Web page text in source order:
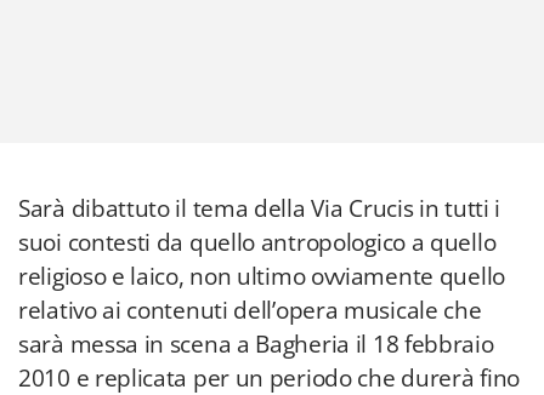
Sarà dibattuto il tema della Via Crucis in tutti i
suoi contesti da quello antropologico a quello
religioso e laico, non ultimo ovviamente quello
relativo ai contenuti dell’opera musicale che
sarà messa in scena a Bagheria il 18 febbraio
2010 e replicata per un periodo che durerà fino